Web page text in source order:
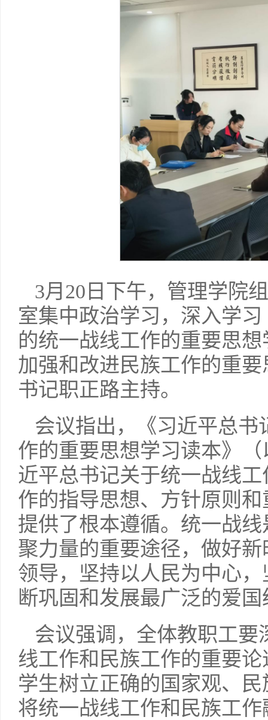
3月20日下午，管理学院
室集中政治学习，深入学
的统一战线工作的重要思
加强和改进民族工作的重
书记职正路主持。
会议指出，《习近平总
作的重要思想学习读本》
近平总书记关于统一战线
作的指导思想、方针原则
提供了根本遵循。统一战
聚力量的重要途径，做好
领导，坚持以人民为中心
断巩固和发展最广泛的爱
会议强调，全体教职工
线工作和民族工作的重要
学生树立正确的国家观、
将统一战线工作和民族工